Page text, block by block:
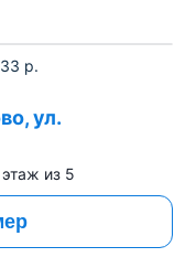
р.
ул.
этаж из 5